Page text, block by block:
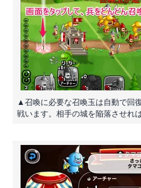
▲召喚に必要な召喚玉は自動で回
戦います。相手の城を陥落させれ